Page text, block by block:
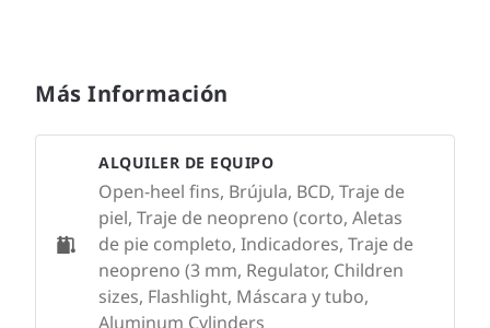
Más Información
ALQUILER DE EQUIPO
Open-heel fins, Brújula, BCD, Traje de
piel, Traje de neopreno (corto, Aletas
de pie completo, Indicadores, Traje de
neopreno (3 mm, Regulator, Children
sizes, Flashlight, Máscara y tubo,
Aluminum Cylinders